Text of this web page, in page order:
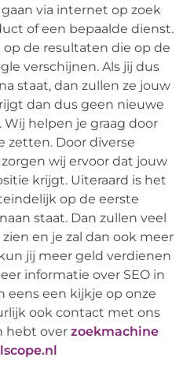
via internet op zoek
of een bepaalde dienst.
de resultaten die op de
verschijnen. Als jij dus
staat, dan zullen ze jouw
dan dus geen nieuwe
helpen je graag door
zetten. Door diverse
wij ervoor dat jouw
krijgt. Uiteraard is het
op de eerste
staat. Dan zullen veel
en je zal dan ook meer
jij meer geld verdienen
informatie over SEO in
eens een kijkje op onze
ook contact met ons
hebt overzoekmachine